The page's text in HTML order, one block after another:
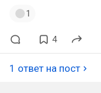
1
4
1 ответ на пост